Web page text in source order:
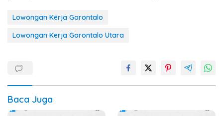
Lowongan Kerja Gorontalo
Lowongan Kerja Gorontalo Utara
Baca Juga